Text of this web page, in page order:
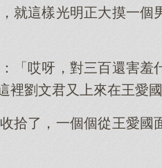
就這樣光明正大摸一個
「哎呀，對三百還害羞
劉文君又上來在王愛國
拾了，一個個從王愛國